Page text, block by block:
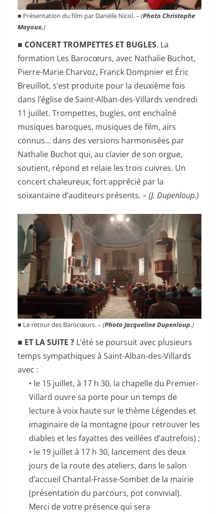
■ Présentation du film par Danièle Nicol. – (Photo Christophe
Mayoux.)
■ CONCERT TROMPETTES ET BUGLES. La
formation Les Barocœurs, avec Nathalie Buchot,
Pierre-Marie Charvoz, Franck Dompnier et Éric
Breuillot, s’est produite pour la deuxième fois
dans l’église de Saint-Alban-des-Villards vendredi
11 juillet. Trompettes, bugles, ont enchaîné
musiques baroques, musiques de film, airs
connus… dans des versions harmonisées par
Nathalie Buchot qui, au clavier de son orgue,
soutient, répond et relaie les trois cuivres. Un
concert chaleureux, fort apprécié par la
soixantaine d’auditeurs présents. – (J. Dupenloup.)
■ Le retour des Barocœurs. – (Photo Jacqueline Dupenloup.)
■ ET LA SUITE ? L’été se poursuit avec plusieurs
temps sympathiques à Saint-Alban-des-Villards
avec :
• le 15 juillet, à 17 h 30, la chapelle du Premier-
Villard ouvre sa porte pour un temps de
lecture à voix haute sur le thème Légendes et
imaginaire de la montagne (pour retrouver les
diables et les fayattes des veillées d’autrefois) ;
• le 19 juillet à 17 h 30, lancement des deux
jours de la route des ateliers, dans le salon
d’accueil Chantal-Frasse-Sombet de la mairie
(présentation du parcours, pot convivial).
Merci de votre présence qui sera